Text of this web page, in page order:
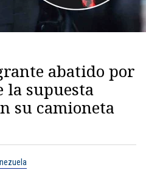
abatido por
la supuesta
su camioneta